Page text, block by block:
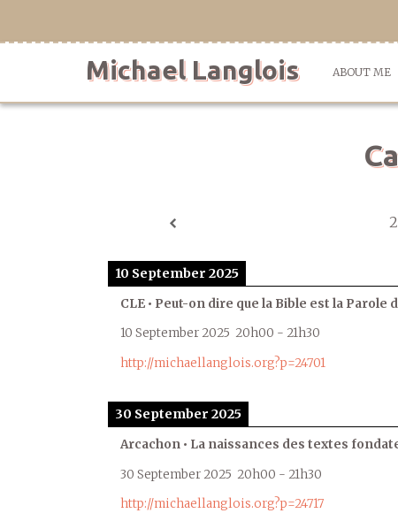
Michael Langlois ABOUT ME
10 September 2025
CLE • Peut-on dire que la Bible est la Parole
10 September 2025 20h00 - 21h30
http://michaellanglois.org?p=24701
30 September 2025
Arcachon • La naissances des textes
30 September 2025 20h00 - 21h30
http://michaellanglois.org?p=24717